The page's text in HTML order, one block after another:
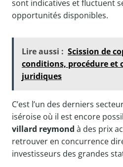
sont indicatives et fluctuent
opportunités disponibles.
Lire aussi : Scission de
conditions, procédure et
juridiques
C’est l’un des derniers
iséroise où il est encore
villard reymond à des prix
retrouver en concurrence
investisseurs des grandes